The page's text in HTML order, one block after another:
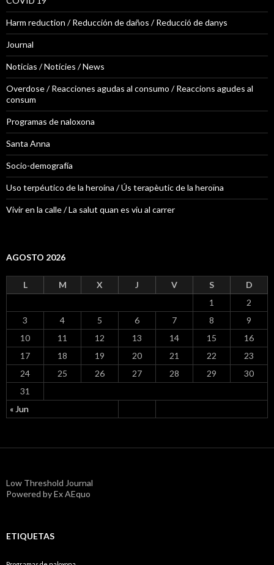
Harm reduction / Reducción de daños / Reducció de danys
Journal
Noticias / Notícies / News
Overdose / Reacciones agudas al consumo / Reaccions agudes al
consum
Programas de naloxona
Santa Anna
Socio-demografía
Uso terpéutico de la heroína / Ús terapèutic de la heroïna
Vivir en la calle / La salut quan es viu al carrer
AGOSTO 2026
L M X J V S D
« Jun
1
2
3
4 5 6 7 8
9
10
11 12 13 14 15
16
17
18 19 20 21 22
23
24
25 26 27 28 29
30
31
Low Threshold Journal
Powered by Ex AEquo
ETIQUETAS